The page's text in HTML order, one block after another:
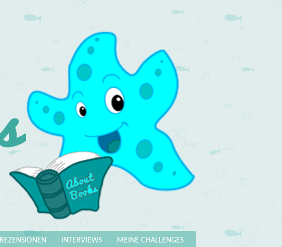
MEINE CHALLENGES
INTERVIEWS
REZENSIONEN